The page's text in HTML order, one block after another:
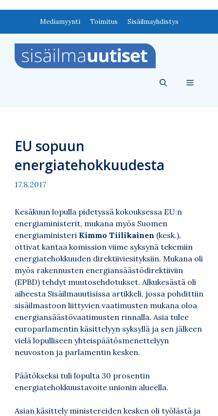
Mediamyynti Toimitus Sisäilmayhdistys
Valikko
EU sopuun
energiatehokkuudesta
17.8.2017
Kesäkuun lopulla pidetyssä kokouksessa EU:n
energiaministerit, mukana myös Suomen
energiaministeri Kimmo Tiilikainen (kesk.),
ottivat kantaa komission viime syksynä tekemiin
energiatehokkuuden direktiiviesityksiin. Mukana oli
myös rakennusten energiansäästödirektiiviin
(EPBD) tehdyt muutosehdotukset. Alkukesästä oli
aiheesta Sisäilmauutisissa artikkeli, jossa pohdittiin
sisäilmastoon liittyvien vaatimusten mukana oloa
energiansäästövaatimusten rinnalla. Asia tulee
europarlamentin käsittelyyn syksyllä ja sen jälkeen
vielä lopulliseen yhteispäätösmenettelyyn
neuvoston ja parlamentin kesken.
Päätökseksi tuli lopulta 30 prosentin
energiatehokkuustavoite unionin alueella.
Asian käsittely ministereiden kesken oli työlästä ja